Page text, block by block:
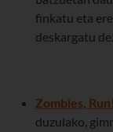
finkatu eta
deskargatu
Zombies, Run!
duzulako,